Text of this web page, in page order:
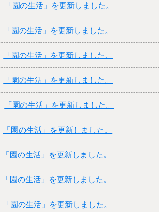
「園の生活」を更新しました。
「園の生活」を更新しました。
「園の生活」を更新しました。
「園の生活」を更新しました。
「園の生活」を更新しました。
「園の生活」を更新しました。
「園の生活」を更新しました。
「園の生活」を更新しました。
「園の生活」を更新しました。